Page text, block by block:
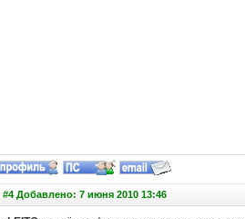
#4 Добавлено: 7 июня 2010 13:46